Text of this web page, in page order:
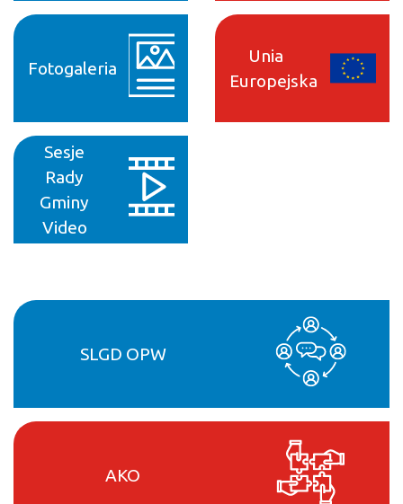
Fotogaleria
Sesje
Rady
Gminy
Video
Unia
Europejska
SLGD OPW
AKO